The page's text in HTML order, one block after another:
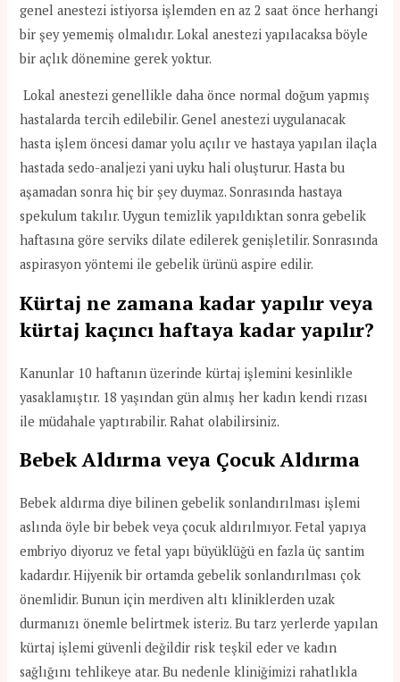
genel anestezi istiyorsa işlemden en az 2 saat önce herhangi
bir şey yememiş olmalıdır. Lokal anestezi yapılacaksa böyle
bir açlık dönemine gerek yoktur.
Lokal anestezi genellikle daha önce normal doğum yapmış
hastalarda tercih edilebilir. Genel anestezi uygulanacak
hasta işlem öncesi damar yolu açılır ve hastaya yapılan ilaçla
hastada sedo-analjezi yani uyku hali oluşturur. Hasta bu
aşamadan sonra hiç bir şey duymaz. Sonrasında hastaya
spekulum takılır. Uygun temizlik yapıldıktan sonra gebelik
haftasına göre serviks dilate edilerek genişletilir. Sonrasında
aspirasyon yöntemi ile gebelik ürünü aspire edilir.
Kürtaj ne zamana kadar yapılır veya
kürtaj kaçıncı haftaya kadar yapılır?
Kanunlar 10 haftanın üzerinde kürtaj işlemini kesinlikle
yasaklamıştır. 18 yaşından gün almış her kadın kendi rızası
ile müdahale yaptırabilir. Rahat olabilirsiniz.
Bebek Aldırma veya Çocuk Aldırma
Bebek aldırma diye bilinen gebelik sonlandırılması işlemi
aslında öyle bir bebek veya çocuk aldırılmıyor. Fetal yapıya
embriyo diyoruz ve fetal yapı büyüklüğü en fazla üç santim
kadardır. Hijyenik bir ortamda gebelik sonlandırılması çok
önemlidir. Bunun için merdiven altı kliniklerden uzak
durmanızı önemle belirtmek isteriz. Bu tarz yerlerde yapılan
kürtaj işlemi güvenli değildir risk teşkil eder ve kadın
sağlığını tehlikeye atar. Bu nedenle kliniğimizi rahatlıkla